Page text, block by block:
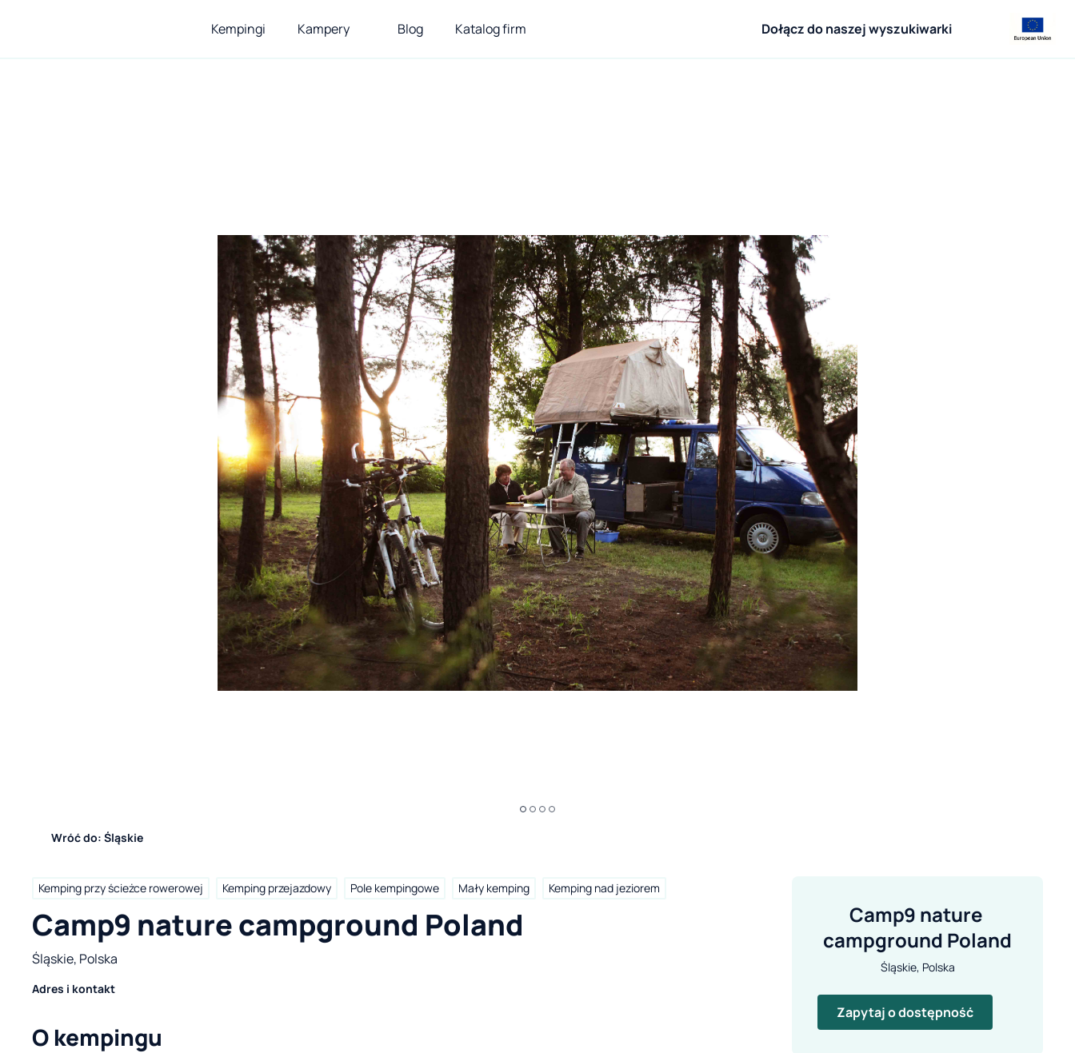
Kempingi Kampery Blog Katalog firm Dołącz do naszej wyszukiwarki
Wróć do: Śląskie
Kemping przy ścieżce rowerowej Kemping przejazdowy Pole kempingowe Mały kemping Kemping nad jeziorem
Camp9 nature campground Poland
Śląskie, Polska
Adres i kontakt
O kempingu
Camp9 nature
campground Poland
Śląskie, Polska
Zapytaj o dostępność